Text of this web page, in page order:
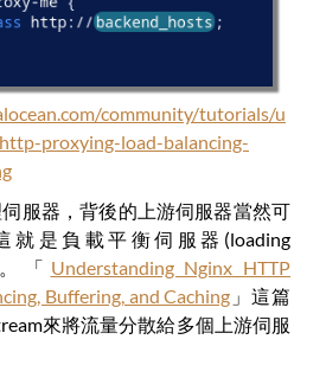
community/tutorials/u
proxying-load-balancing-
服器，背後的上游伺服器當然可
就是負載平衡伺服器(loading
「 Understanding Nginx HTTP
Buffering, and Caching 」這篇
來將流量分散給多個上游伺服